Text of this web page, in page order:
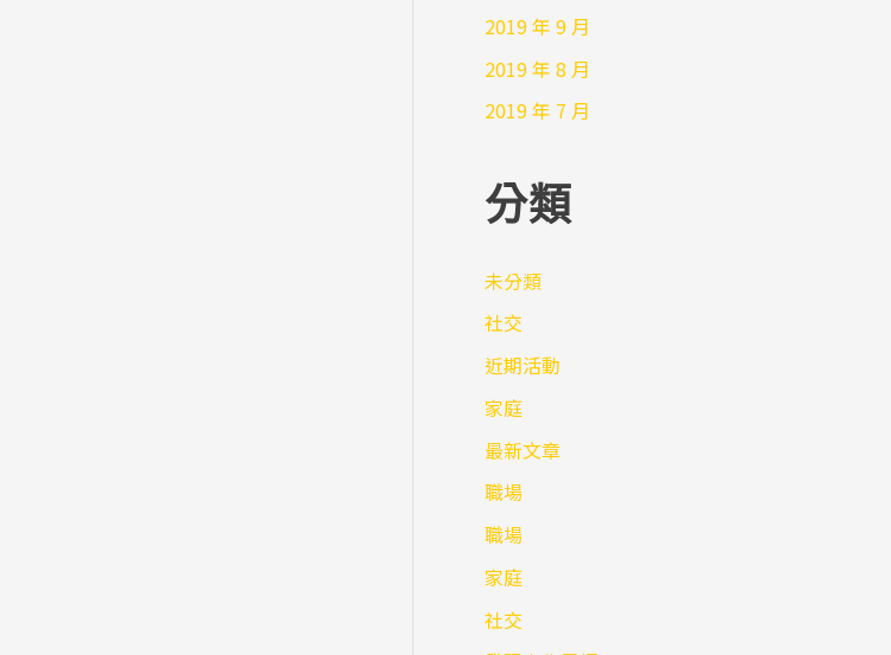
2019 年 9 月
2019 年 8 月
2019 年 7 月
分類
未分類
社交
近期活動
家庭
最新文章
職場
職場
家庭
社交